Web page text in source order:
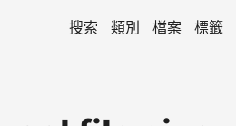
搜索 類別 檔案 標籤